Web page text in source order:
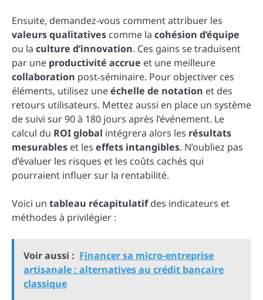
Ensuite, demandez-vous comment attribuer les
valeurs qualitatives comme la cohésion d’équipe
ou la culture d’innovation. Ces gains se traduisent
par une productivité accrue et une meilleure
collaboration post‑séminaire. Pour objectiver ces
éléments, utilisez uneéchelle de notation et des
retours utilisateurs. Mettez aussi en place un système
de suivi sur 90 à 180 jours après l’événement. Le
calcul du ROI global intégrera alors les résultats
mesurables et les effets intangibles. N’oubliez pas
d’évaluer les risques et les coûts cachés qui
pourraient influer sur la rentabilité.
Voici un tableau récapitulatifdes indicateurs et
méthodes à privilégier :
Voir aussi : Financer sa micro-entreprise
artisanale : alternatives au crédit bancaire
classique